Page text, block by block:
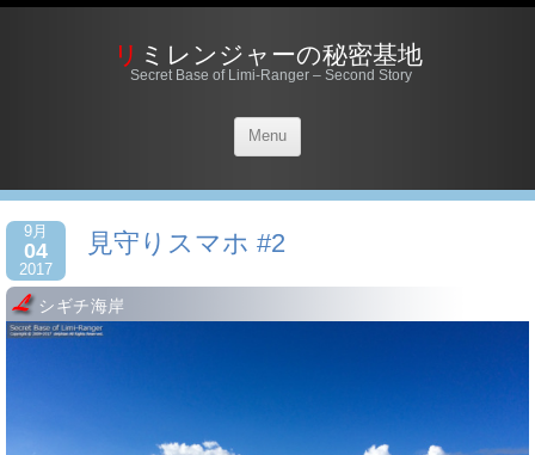
リミレンジャーの秘密基地
Secret Base of Limi-Ranger – Second Story
Menu
9月
04
2017
見守りスマホ #2
シギチ海岸